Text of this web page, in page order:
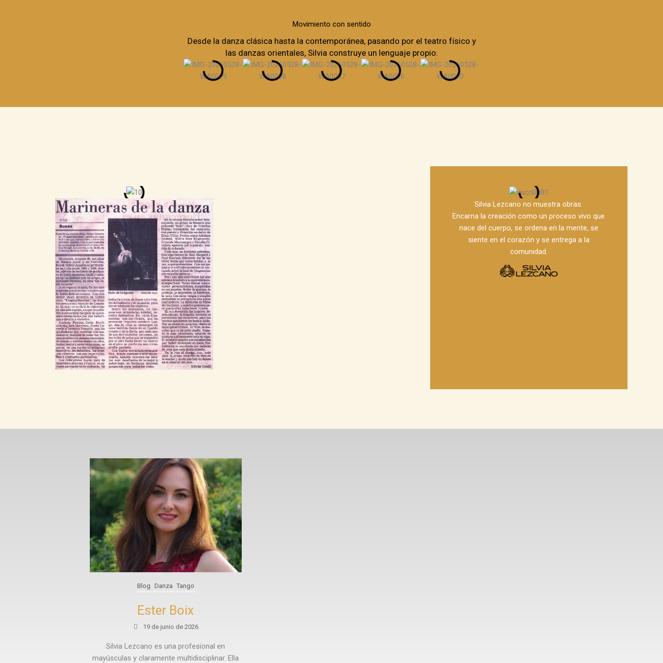
Movimiento con sentido
Desde la danza clásica hasta la contemporánea, pasando por el teatro físico y
las danzas orientales, Silvia construye un lenguaje propio.
Silvia Lezcano no muestra obras.
Encarna la creación como un proceso vivo que
nace del cuerpo, se ordena en la mente, se
siente en el corazón y se entrega a la
comunidad.
Blog Danza Tango
Ester Boix
19 de junio de 2026
Silvia Lezcano es una profesional en
mayúsculas y claramente multidisciplinar. Ella